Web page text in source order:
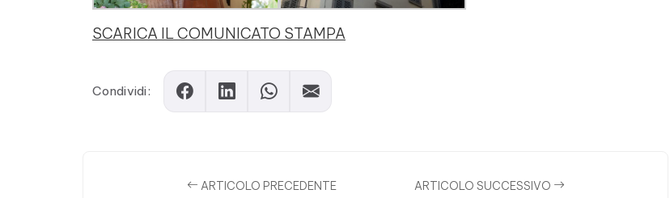
SCARICA IL COMUNICATO STAMPA
Condividi:
ARTICOLO PRECEDENTE ARTICOLO SUCCESSIVO